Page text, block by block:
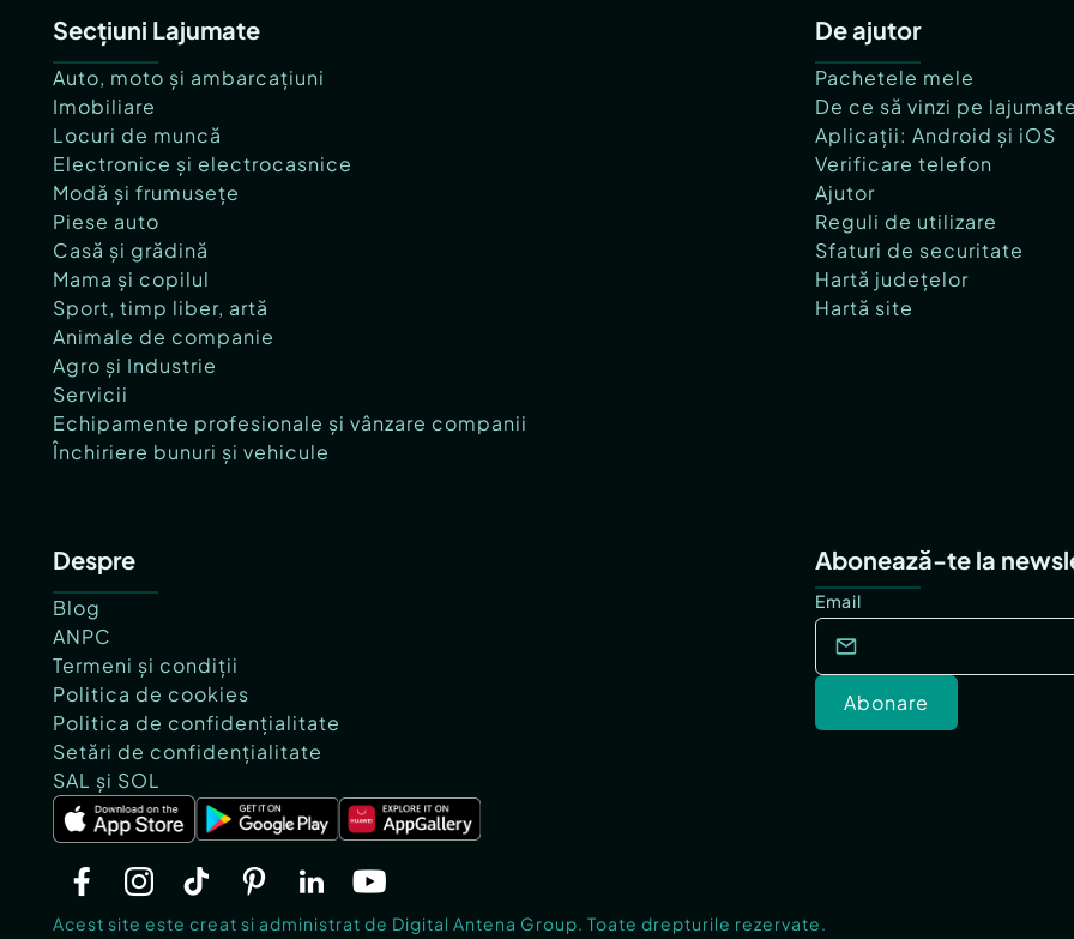
Secțiuni Lajumate
Auto, moto și ambarcațiuni
Imobiliare
Locuri de muncă
Electronice și electrocasnice
Modă și frumusețe
Piese auto
Casă și grădină
Mama și copilul
Sport, timp liber, artă
Animale de companie
Agro și Industrie
Servicii
Echipamente profesionale și vânzare companii
Închiriere bunuri și vehicule
De ajutor
Pachetele mele
De ce să vinzi pe
Aplicații: Android și iOS
Verificare telefon
Ajutor
Reguli de utilizare
Sfaturi de securitate
Hartă județelor
Hartă site
Despre
Blog
ANPC
Termeni și condiții
Politica de cookies
Politica de confidențialitate
Setări de confidențialitate
SAL și SOL
Abonează-te la
Email
Abonare
Acest site este creat si administrat de Digital Antena Group. Toate drepturile rezervate.